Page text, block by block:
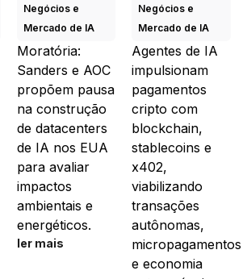
Negócios e
Mercado de IA
Moratória:
Sanders e AOC
propõem pausa
na construção
de datacenters
de IA nos EUA
para avaliar
impactos
ambientais e
energéticos.
ler mais
Negócios e
Mercado de IA
Agentes de IA
impulsionam
pagamentos
cripto com
blockchain,
stablecoins e
x402,
viabilizando
transações
autônomas,
micropagamentos
e economia